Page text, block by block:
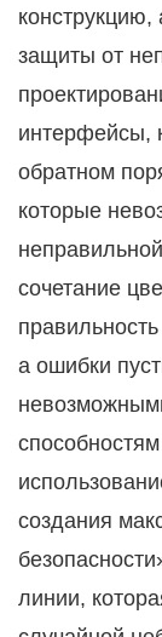
конструкцию,
защиты от
интерфейсы,
обратном
которые
сочетание
а ошибки
создания
линии,